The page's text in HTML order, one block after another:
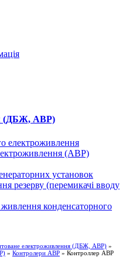
(ДБЖ, АВР)
електроживлення
(АВР)
установок
резерву (перемикачі вводу
конденсаторного
електроживлення (ДБЖ, АВР) »
» Контролери АВР » Контроллер АВР